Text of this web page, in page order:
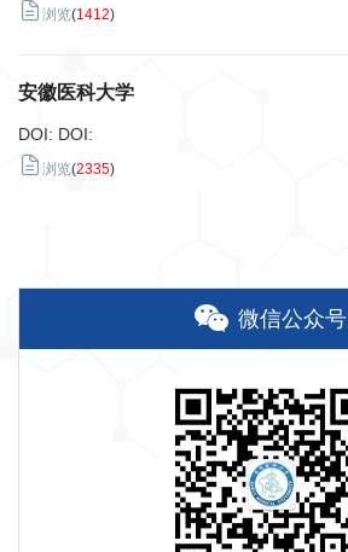
浏览(1412)
安徽医科大学
DOI: DOI:
浏览(2335)
微信公众号